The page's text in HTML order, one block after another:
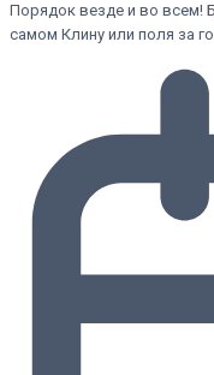
Порядок везде и во всем!
самом Клину или поля за